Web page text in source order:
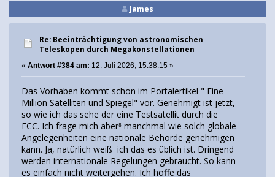
James
Re: Beeinträchtigung von astronomischen
Teleskopen durch Megakonstellationen
« Antwort #384 am: 12. Juli 2026, 15:38:15 »
Das Vorhaben kommt schon im Portalertikel " Eine
Million Satelliten und Spiegel" vor. Genehmigt ist jetzt,
so wie ich das sehe der eine Testsatellit durch die
FCC. Ich frage mich aber⁸ manchmal wie solch globale
Angelegenheiten eine nationale Behörde genehmigen
kann. Ja, natürlich weiß ich das es üblich ist. Dringend
werden internationale Regelungen gebraucht. So kann
es einfach nicht weitergehen. Ich hoffe das